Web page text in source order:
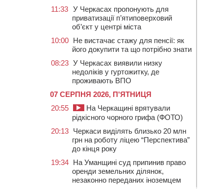
11:33 У Черкасах пропонують для
приватизації п’ятиповерховий
об’єкт у центрі міста
10:00 Не вистачає стажу для пенсії: як
його докупити та що потрібно знати
08:23 У Черкасах виявили низку
недоліків у гуртожитку, де
проживають ВПО
07 СЕРПНЯ 2026, П'ЯТНИЦЯ
20:55
На Черкащині врятували
рідкісного чорного грифа (ФОТО)
20:13 Черкаси виділять близько 20 млн
грн на роботу ліцею “Перспектива”
до кінця року
19:34 На Уманщині суд припинив право
оренди земельних ділянок,
незаконно переданих іноземцем